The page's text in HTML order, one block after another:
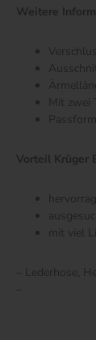
Weitere
Mit zwei
Vorteil Krüger
mit viel
– Lederhose,